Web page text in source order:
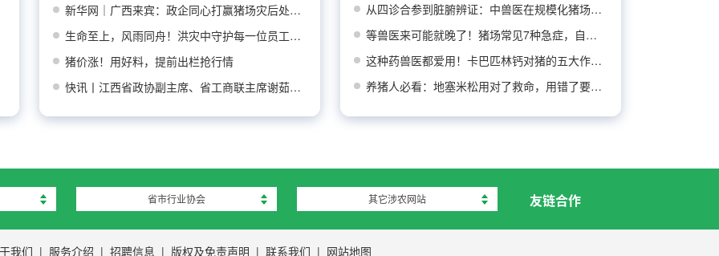
新华网｜广西来宾：政企同心打赢猪场灾后处置防
生命至上，风雨同舟！洪灾中守护每一位员工平安
猪价涨！用好料，提前出栏抢行情
快讯丨江西省政协副主席、省工商联主席谢茹莅临
从四诊合参到脏腑辨证：中兽医在规模化猪场疾病
等兽医来可能就晚了！猪场常见7种急症，自己先
这种药兽医都爱用！卡巴匹林钙对猪的五大作用及
养猪人必看：地塞米松用对了救命，用错了要命！
省市行业协会 其它涉农网站 友链合作
我们 | 服务介绍 | 招聘信息 | 版权及免责声明 | 联系我们 | 网站地图